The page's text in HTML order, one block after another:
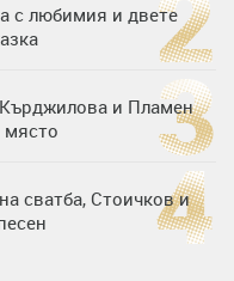
с любимия и двете
и Пламен
сватба, Стоичков и